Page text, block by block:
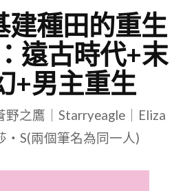
建種田的重生
遠古時代+末
+男主重生
野之鷹｜Starryeagle｜Eliza
・S(兩個筆名為同一人)